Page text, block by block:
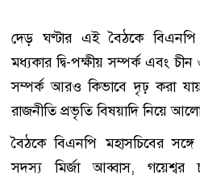
দেড় ঘণ্টার এই বৈঠকে বিএনপি
মধ্যকার দ্বি-পক্ষীয় সম্পর্ক এবং
সম্পর্ক আরও কিভাবে দৃঢ় করা
রাজনীতি প্রভৃতি বিষয়াদি নিয়ে
বৈঠকে বিএনপি মহাসচিবের
সদস্য মির্জা আব্বাস, গয়েশ্বর